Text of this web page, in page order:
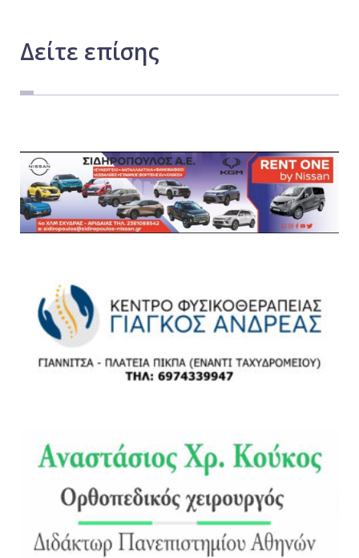
Δείτε επίσης